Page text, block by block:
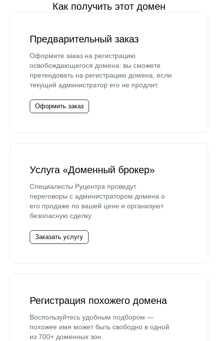
Как получить этот домен
Предварительный заказ
Оформите заказ на регистрацию
освобождающегося домена: вы сможете
претендовать на регистрацию домена, если
текущий администратор его не продлит.
Оформить заказ
Услуга «Доменный брокер»
Специалисты Руцентра проведут
переговоры с администратором домена о
его продаже по вашей цене и организуют
безопасную сделку.
Заказать услугу
Регистрация похожего домена
Воспользуйтесь удобным подбором —
похожее имя может быть свободно в одной
из 700+ доменных зон.